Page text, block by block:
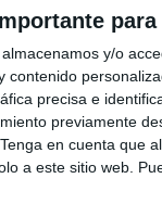
almacenamos y/o
contenido
precisa e
previamente
Tenga en cuenta que
a este sitio web.
©